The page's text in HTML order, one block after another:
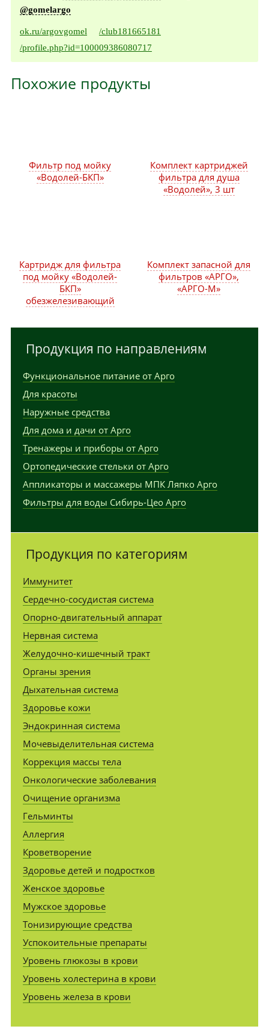
@gomelargo
ok.ru/argovgomel
/club181665181
/profile.php?id=100009386080717
Похожие продукты
Фильтр под мойку
«Водолей-БКП»
Комплект картриджей
фильтра для душа
«Водолей», 3 шт
Комплект запасной для
фильтров «АРГО»,
«АРГО-М»
Картридж для фильтра
под мойку «Водолей-
БКП»
обезжелезивающий
Продукция по направлениям
Функциональное питание от Арго
Для красоты
Наружные средства
Для дома и дачи от Арго
Тренажеры и приборы от Арго
Ортопедические стельки от Арго
Аппликаторы и массажеры МПК Ляпко Арго
Фильтры для воды Сибирь-Цео Арго
Продукция по категориям
Иммунитет
Сердечно-сосудистая система
Опорно-двигательный аппарат
Нервная система
Желудочно-кишечный тракт
Органы зрения
Дыхательная система
Здоровье кожи
Эндокринная система
Мочевыделительная система
Коррекция массы тела
Онкологические заболевания
Очищение организма
Гельминты
Аллергия
Кроветворение
Здоровье детей и подростков
Женское здоровье
Мужское здоровье
Тонизирующие средства
Успокоительные препараты
Уровень глюкозы в крови
Уровень холестерина в крови
Уровень железа в крови